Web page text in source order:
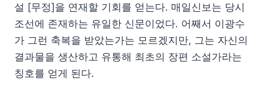
설 [무정]을 연재할 기회를 얻는다. 매일신보는 당시
조선에 존재하는 유일한 신문이었다. 어째서 이광수
가 그런 축복을 받았는가는 모르겠지만, 그는 자신의
결과물을 생산하고 유통해 최초의 장편 소설가라는
칭호를 얻게 된다.